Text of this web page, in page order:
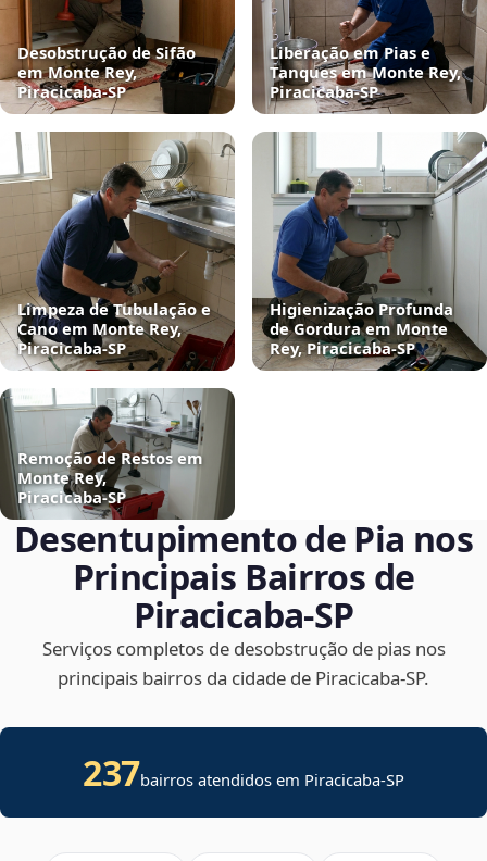
Desobstrução de Sifão
em Monte Rey,
Piracicaba‑SP
Liberação em Pias e
Tanques em Monte Rey,
Piracicaba‑SP
Limpeza de Tubulação e
Cano em Monte Rey,
Piracicaba‑SP
Higienização Profunda
de Gordura em Monte
Rey, Piracicaba‑SP
Remoção de Restos em
Monte Rey,
Piracicaba‑SP
Desentupimento de Pia nos
Principais Bairros de
Piracicaba‑SP
Serviços completos de desobstrução de pias nos
principais bairros da cidade de Piracicaba‑SP.
237bairros atendidos em Piracicaba-SP